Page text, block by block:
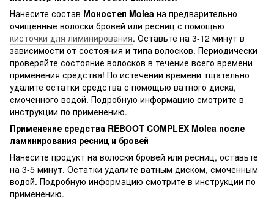
Нанесите состав Моностеп Molea на предварительно
очищенные волоски бровей или ресниц с помощью
кисточки для лиминирования. Оставьте на 3-12 минут в
зависимости от состояния и типа волосков. Периодически
проверяйте состояние волосков в течение всего времени
применения средства! По истечении времени тщательно
удалите остатки средства с помощью ватного диска,
смоченного водой. Подробную информацию смотрите в
инструкции по применению.
Применение средства REBOOT COMPLEX Molea после
ламинирования ресниц и бровей
Нанесите продукт на волоски бровей или ресниц, оставьте
на 3-5 минут. Остатки удалите ватным диском, смоченным
водой. Подробную информацию смотрите в инструкции по
применению.